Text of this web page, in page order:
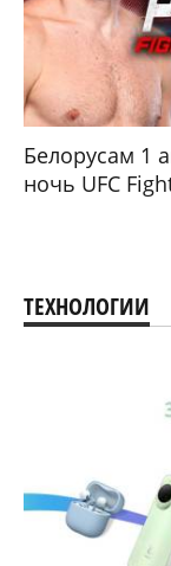
Белорусам 1
ночь UFC
ТЕХНОЛОГИИ